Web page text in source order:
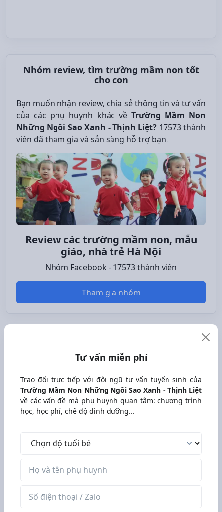
Nhóm review, tìm trường mầm non tốt
cho con
Bạn muốn nhận review, chia sẻ thông tin và tư vấn
của các phụ huynh khác về Trường Mầm Non
Những Ngôi Sao Xanh - Thịnh Liệt? 17573 thành
viên đã tham gia và sẵn sàng hỗ trợ bạn.
Review các trường mầm non, mẫu
giáo, nhà trẻ Hà Nội
Nhóm Facebook - 17573 thành viên
Tham gia nhóm
Trường Mầm Non Những Ngôi Sao Xanh - Thịnh Liệt
về các vấn đề mà phụ huynh quan tâm: chương trình
học, học phí, chế độ dinh dưỡng...
Tư vấn miễn phí
Trao đổi trực tiếp với đội ngũ tư vấn tuyển sinh của
Trường Mầm Non Những Ngôi Sao Xanh - Thịnh Liệt
về các vấn đề mà phụ huynh quan tâm: chương trình
học, học phí, chế độ dinh dưỡng...